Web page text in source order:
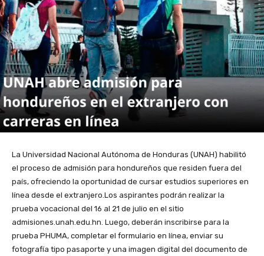
La Universidad Nacional Autónoma de Honduras (UNAH) habilitó
el proceso de admisión para hondureños que residen fuera del
país, ofreciendo la oportunidad de cursar estudios superiores en
línea desde el extranjero.Los aspirantes podrán realizar la
prueba vocacional del 16 al 21 de julio en el sitio
admisiones.unah.edu.hn. Luego, deberán inscribirse para la
prueba PHUMA, completar el formulario en línea, enviar su
fotografía tipo pasaporte y una imagen digital del documento de